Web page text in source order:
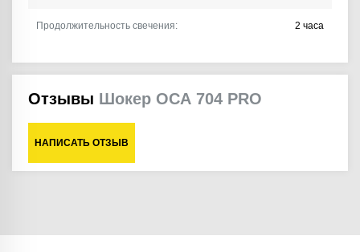
Продолжительность свечения: 2 часа
Отзывы Шокер ОСА 704 PRO
НАПИСАТЬ ОТЗЫВ